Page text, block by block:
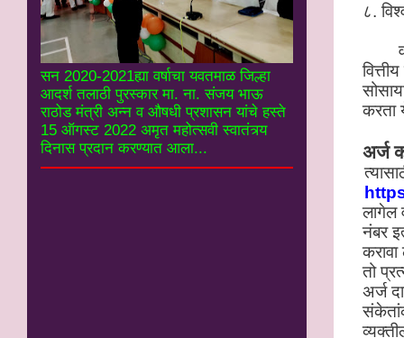
८.
करता
अर्ज
लागेल
नंबर
तो
अर्ज
सन 2020-2021ह्या वर्षाचा यवतमाळ जिल्हा
आदर्श तलाठी पुरस्कार मा. ना. संजय भाऊ
राठोड मंत्री अन्न व औषधी प्रशासन यांचे हस्ते
15 ऑगस्ट 2022 अमृत महोत्सवी स्वातंत्र्य
दिनास प्रदान करण्यात आला...